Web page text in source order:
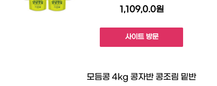
1,109,0.0원
사이트 방문
모듬콩 4kg 콩자반 콩조림 밑반